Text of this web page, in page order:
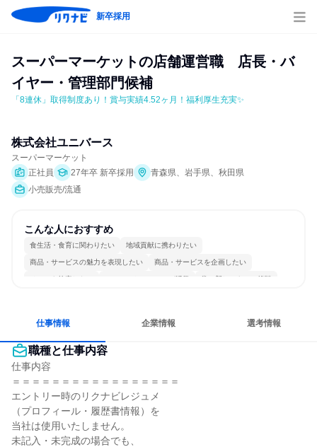
新卒採用
スーパーマーケットの店舗運営職　店長・バ
イヤー・管理部門候補
「8連休」取得制度あり！賞与実績4.52ヶ月！福利厚生充実✨
株式会社ユニバース
スーパーマーケット
正社員
27年卒 新卒採用
青森県、岩手県、秋田県
小売販売/流通
こんな人におすすめ
食生活・食育に関わりたい 地域貢献に携わりたい
商品・サービスの魅力を表現したい 商品・サービスを企画したい
チームを統率したい コミュニケーションが活発 常に新しいものに挑戦
仕事情報 企業情報 選考情報
職種と仕事内容
仕事内容
＝＝＝＝＝＝＝＝＝＝＝＝＝＝＝＝＝
エントリー時のリクナビレジュメ
（プロフィール・履歴書情報）を
当社は使用いたしません。
未記入・未完成の場合でも、